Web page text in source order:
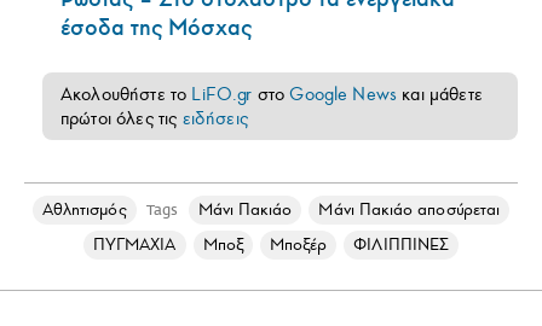
έσοδα της Μόσχας
Ακολουθήστε το LiFO.gr στοGoogle News και μάθετε
πρώτοι όλες τις ειδήσεις
Αθλητισμός Tags Μάνι Πακιάο
Μάνι Πακιάο αποσύρεται
ΠΥΓΜΑΧΙΑ
Μποξ Μποξέρ ΦΙΛΙΠΠΙΝΕΣ